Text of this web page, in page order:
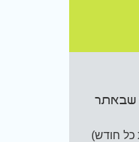
שבאתר
חודש)